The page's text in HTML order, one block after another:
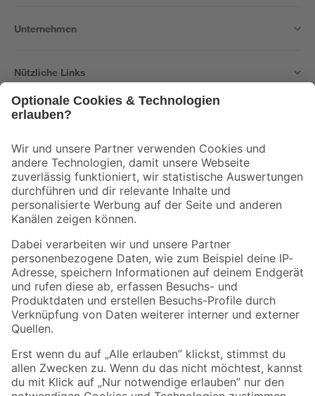
Unternehmen
Nützliche Links
Der toom Newsletter: Keine Angebote und Aktionen mehr verpassen!
Zur Newsletter Anmeldung
Folge uns
Zahlungsarten Versandarten
Sicher einkaufen
Jetzt die toom-App herunterladen